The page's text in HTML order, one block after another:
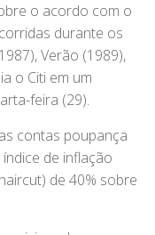
o acordo com o
durante os
Verão (1989),
o Citi em um
feira (29).
contas poupança
de inflação
de 40% sobre